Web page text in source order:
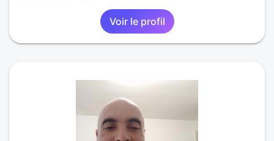
Voir le profil